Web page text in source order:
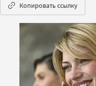
Копировать ссылку